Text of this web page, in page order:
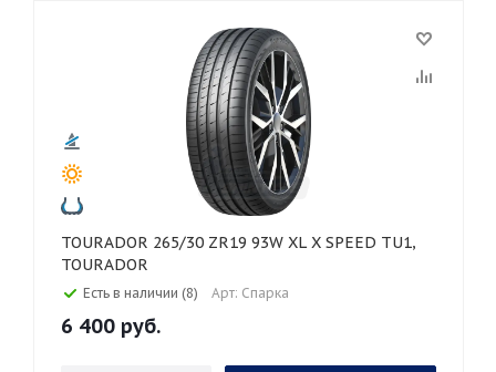
TOURADOR 265/30 ZR19 93W XL X SPEED TU1,
TOURADOR
Есть в наличии (8) Арт: Спарка
6 400 руб.